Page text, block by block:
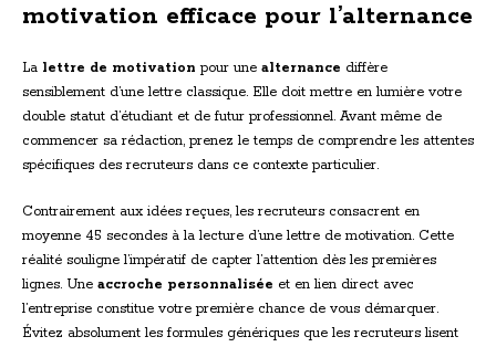
motivation efficace pour l’alternance
La lettre de motivation pour une alternance diffère
sensiblement d’une lettre classique. Elle doit mettre en lumière votre
double statut d’étudiant et de futur professionnel. Avant même de
commencer sa rédaction, prenez le temps de comprendre les attentes
spécifiques des recruteurs dans ce contexte particulier.
Contrairement aux idées reçues, les recruteurs consacrent en
moyenne 45 secondes à la lecture d’une lettre de motivation. Cette
réalité souligne l’impératif de capter l’attention dès les premières
lignes. Une accroche personnalisée et en lien direct avec
l’entreprise constitue votre première chance de vous démarquer.
Évitez absolument les formules génériques que les recruteurs lisent